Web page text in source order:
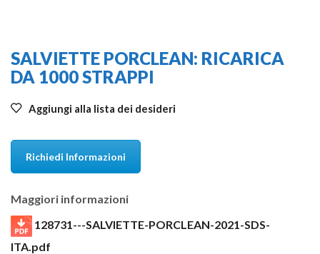
SALVIETTE PORCLEAN: RICARICA
DA 1000 STRAPPI
Aggiungi alla lista dei desideri
Richiedi Informazioni
Maggiori informazioni
128731---SALVIETTE-PORCLEAN-2021-SDS-
ITA.pdf